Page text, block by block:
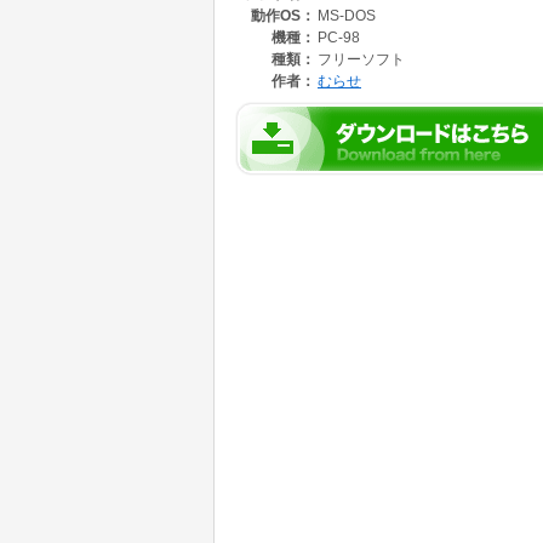
で、パレットを設定します。* も使えます。
たとえば、
は、MML 中の
G:FullPalette( 000*111222中略0AFFFF );
動作OS： MS-DOS
機種： PC-98
種類： フリーソフト
作者： むらせ